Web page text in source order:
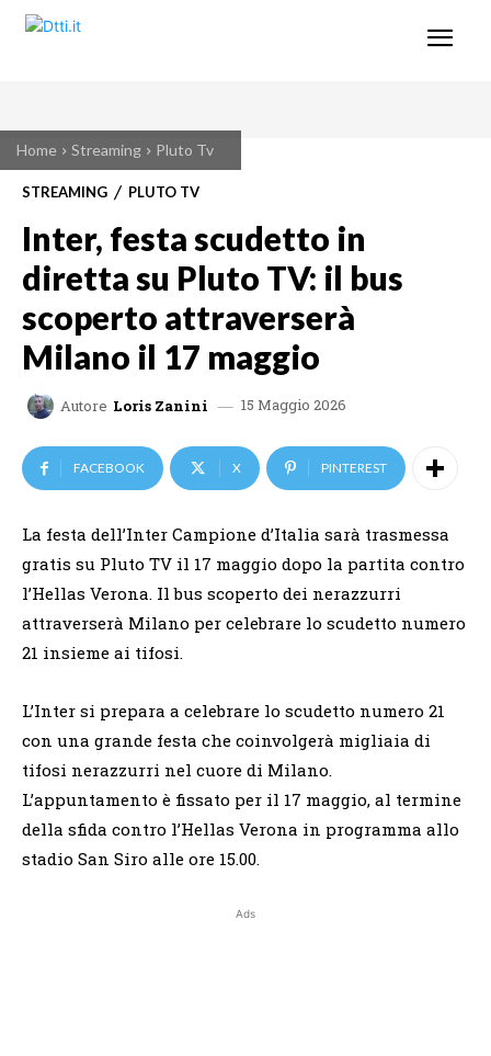
Home Streaming Pluto Tv
STREAMING PLUTO TV
Inter, festa scudetto in
diretta su Pluto TV: il bus
scoperto attraverserà
Milano il 17 maggio
Autore Loris Zanini 15 Maggio 2026
FACEBOOK X PINTEREST
La festa dell’Inter Campione d’Italia sarà trasmessa
gratis su Pluto TV il 17 maggio dopo la partita contro
l’Hellas Verona. Il bus scoperto dei nerazzurri
attraverserà Milano per celebrare lo scudetto numero
21 insieme ai tifosi.
L’Inter si prepara a celebrare lo scudetto numero 21
con una grande festa che coinvolgerà migliaia di
tifosi nerazzurri nel cuore di Milano.
L’appuntamento è fissato per il 17 maggio, al termine
della sfida contro l’Hellas Verona in programma allo
stadio San Siro alle ore 15.00.
Ads